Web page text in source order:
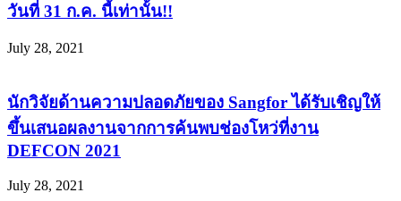
วันที่ 31 ก.ค. นี้เท่านั้น!!
July 28, 2021
นักวิจัยด้านความปลอดภัยของ Sangfor ได้รับเชิญให้
ขึ้นเสนอผลงานจากการค้นพบช่องโหว่ที่งาน
DEFCON 2021
July 28, 2021